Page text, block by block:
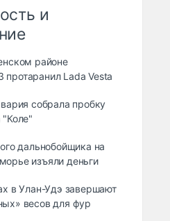
и
районе
Lada Vesta
собрала пробку
дальнобойщика на
изъяли деньги
в Улaн-Удэ зaвepшaют
вecoв для фyp